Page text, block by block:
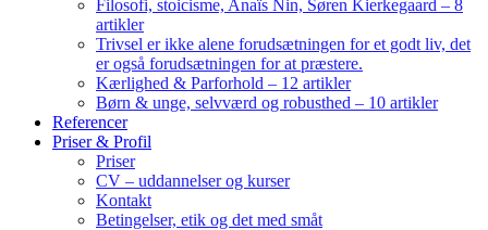
Filosofi, stoicisme, Anaïs Nin, Søren Kierkegaard – 8
artikler
Trivsel er ikke alene forudsætningen for et godt liv, det
er også forudsætningen for at præstere.
Kærlighed & Parforhold – 12 artikler
Børn & unge, selvværd og robusthed – 10 artikler
Referencer
Priser & Profil
Priser
CV – uddannelser og kurser
Kontakt
Betingelser, etik og det med småt